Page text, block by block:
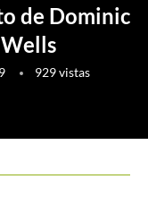
de Dominic
929vistas